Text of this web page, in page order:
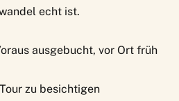
echt ist.
ausgebucht, vor Ort früh
zu besichtigen